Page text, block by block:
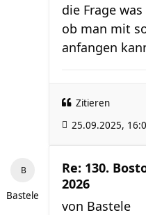
die Frage
ob man mit
anfangen
Zitieren
25.09.2025,
Bastele
Re: 130.
2026
von Bastele